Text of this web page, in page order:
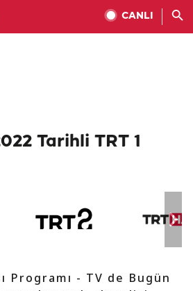
CANLI
Tarihli TRT 1
Programı - TV de Bugün